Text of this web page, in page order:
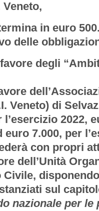
in euro
delle
degli
Veneto) di
l’esercizio 2022,
euro 7.000, per
con propri
dell’Unità
Civile,
sul
nazionale per